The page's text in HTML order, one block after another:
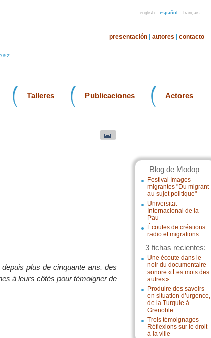
english español français
presentación autores contacto
Talleres Publicaciones Actores
Blog de Modop
Festival Images
migrantes "Du migrant
au sujet politique"
Universitat
Internacional de la
Pau
Écoutes de créations
radio et migrations
3 fichas recientes:
Une écoute dans le
noir du documentaire
sonore « Les mots des
autres »
Produire des savoirs
en situation d’urgence,
de la Turquie à
Grenoble
Trois témoignages -
Réflexions sur le droit
à la ville
plus de cinquante ans, des
à leurs côtés pour témoigner de